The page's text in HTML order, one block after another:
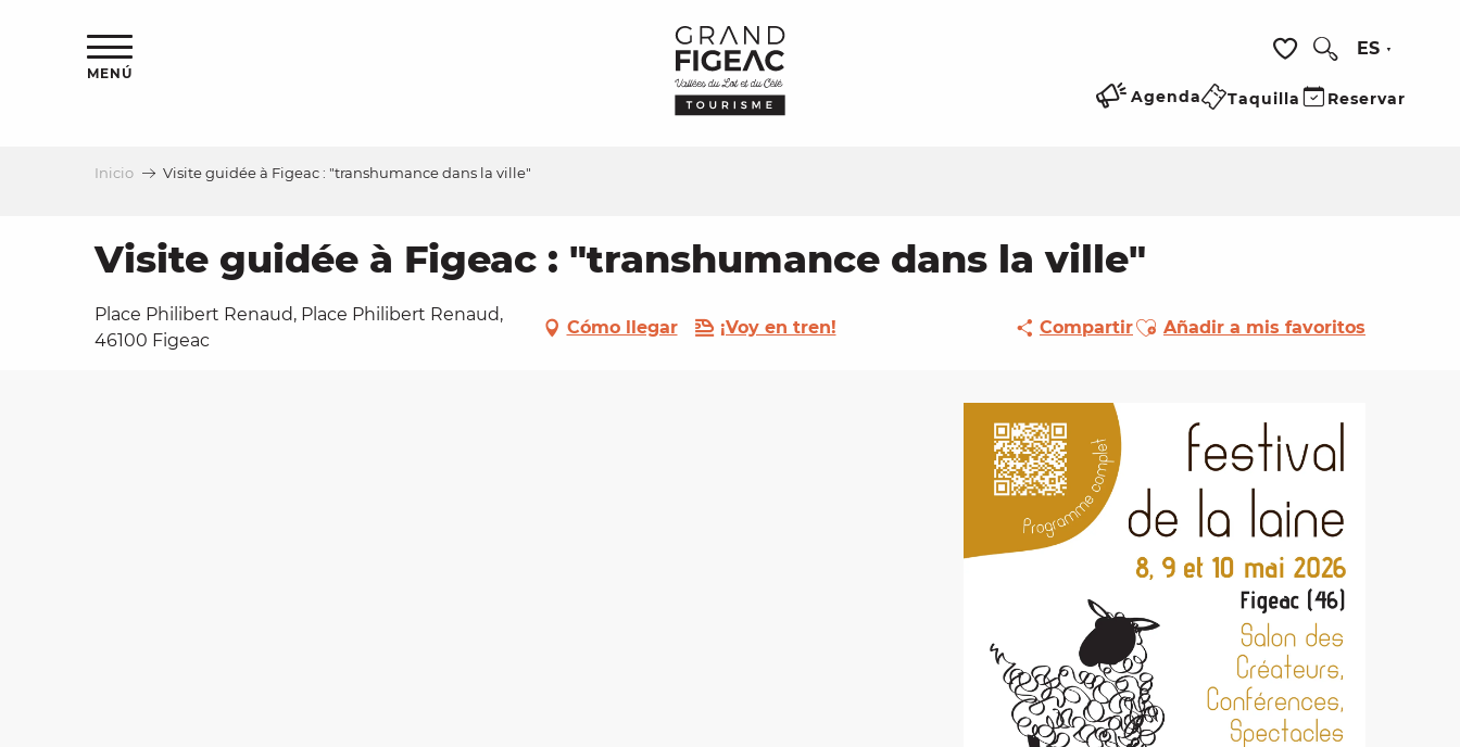
Voir les favoris
ES
MENÚ
Agenda Taquilla Reservar
Inicio Visite guidée à Figeac : "transhumance dans la ville"
Visite guidée à Figeac : "transhumance dans la ville"
Place Philibert Renaud, Place Philibert Renaud,
46100 Figeac
Cómo llegar ¡Voy en tren! CompartirAjouter aux favoris
Añadir a mis favoritos